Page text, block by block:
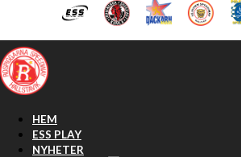
Hoppa till huvudinnehåll Hoppa till sidfot
HEM
ESS PLAY
NYHETER